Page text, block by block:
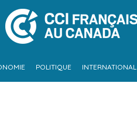
POLITIQUE INTERNATIONAL